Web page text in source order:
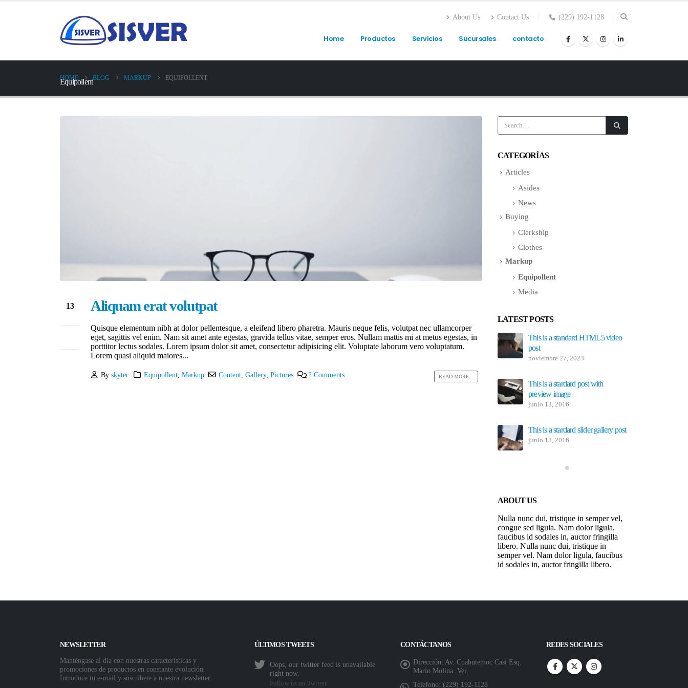
About Us Contact Us (229) 192-1128
Home Productos Servicios Sucursales contacto
HOME BLOG MARKUP EQUIPOLLENT
Equipollent
13 Aliquam erat volutpat
Quisque elementum nibh at dolor pellentesque, a eleifend libero pharetra. Mauris neque felis, volutpat nec ullamcorper
eget, sagittis vel enim. Nam sit amet ante egestas, gravida tellus vitae, semper eros. Nullam mattis mi at metus egestas, in
porttitor lectus sodales. Lorem ipsum dolor sit amet, consectetur adipisicing elit. Voluptate laborum vero voluptatum.
Lorem quasi aliquid maiores...
Byskytec Equipollent, Markup Content ,Gallery,Pictures 2 Comments READ MORE...
CATEGORÍAS
Articles
Asides
News
Buying
Clerkship
Clothes
Markup
Equipollent
Media
LATEST POSTS
This is a standard HTML5 video
post
noviembre 27, 2023
This is a stardard post with
preview image
junio 13, 2016
This is a stardard slider gallery post
junio 13, 2016
ABOUT US
Nulla nunc dui, tristique in semper vel,
congue sed ligula. Nam dolor ligula,
faucibus id sodales in, auctor fringilla
libero. Nulla nunc dui, tristique in
semper vel. Nam dolor ligula, faucibus
id sodales in, auctor fringilla libero.
NEWSLETTER
Manténgase al día con nuestras características y
promociones de productos en constante evolución.
Introduce tu e-mail y suscríbete a nuestra newsletter.
ÚLTIMOS TWEETS
Oops, our twitter feed is unavailable
right now.
Follow us on Twitter
CONTÁCTANOS
Dirección: Av. Cuahutemoc Casi Esq.
Mario Molina. Ver.
Telefono: (229) 192-1128
REDES SOCIALES